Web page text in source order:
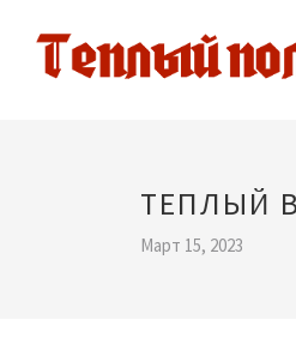
ТЕПЛЫЙ
Март 15, 2023